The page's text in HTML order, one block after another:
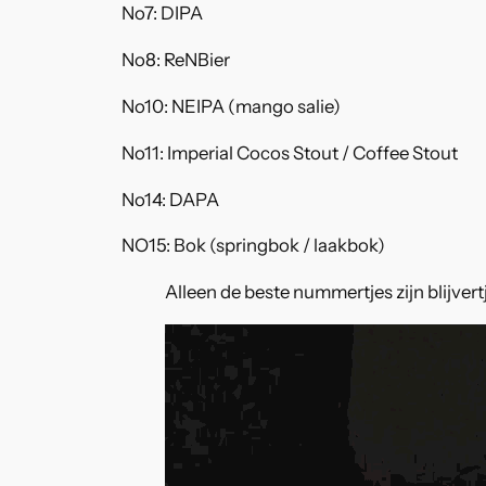
No7: DIPA
No8: ReNBier
No10: NEIPA (mango salie)
No11: Imperial Cocos Stout / Coffee Stout
No14: DAPA
NO15: Bok (springbok / laakbok)
Alleen de beste nummertjes zijn